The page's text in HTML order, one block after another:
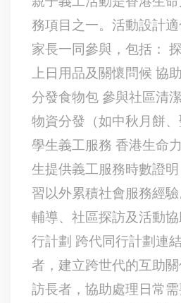
務項目之一。活動設計
家長一同參與，包括：
上日用品及關懷問候 協
分發食物包 參與社區清
物資分發（如中秋月餅
學生義工服務 香港生命
生提供義工服務時數證
習以外累積社會服務經
輔導、社區探訪及活動
行計劃 跨代同行計劃連
者，建立跨世代的互助
訪長者，協助處理日常